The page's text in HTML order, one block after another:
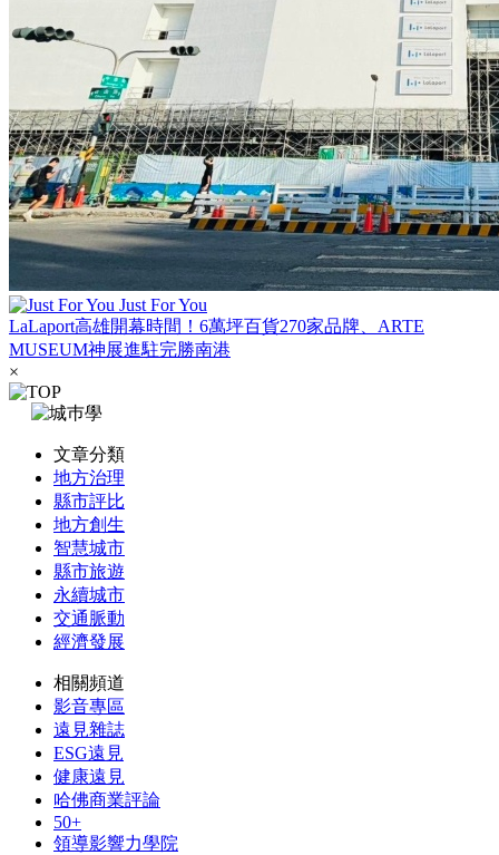
Just For You
LaLaport高雄開幕時間！6萬坪百貨270家品牌、ARTE
MUSEUM神展進駐完勝南港
×
文章分類
地方治理
縣市評比
地方創生
智慧城市
縣市旅遊
永續城市
交通脈動
經濟發展
相關頻道
影音專區
遠見雜誌
ESG遠見
健康遠見
哈佛商業評論
50+
領導影響力學院